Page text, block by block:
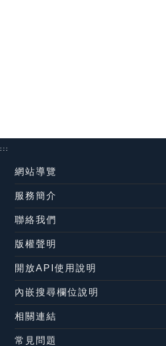
:::
網站導覽
服務簡介
聯絡我們
版權聲明
開放API使用說明
內嵌搜尋欄位說明
相關連結
常見問題